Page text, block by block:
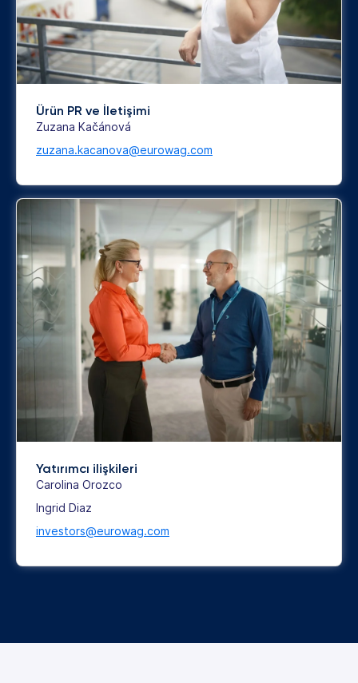
Ürün PR ve İletişimi
Zuzana Kačánová
zuzana.kacanova@eurowag.com
Yatırımcı ilişkileri
Carolina Orozco
Ingrid Diaz
investors@eurowag.com